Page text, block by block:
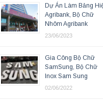
Dự Án Làm Bảng
Agribank, Bộ Chữ
Nhôm Agribank
23/06/2023
Gia Công Bộ Chữ
SamSung, Bộ Chữ
Inox Sam Sung
02/06/2022